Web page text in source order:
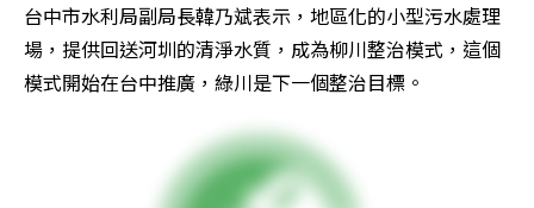
台中市水利局副局長韓乃斌表示，地區化的小型污水處理
場，提供回送河圳的清淨水質，成為柳川整治模式，這個
模式開始在台中推廣，綠川是下一個整治目標。